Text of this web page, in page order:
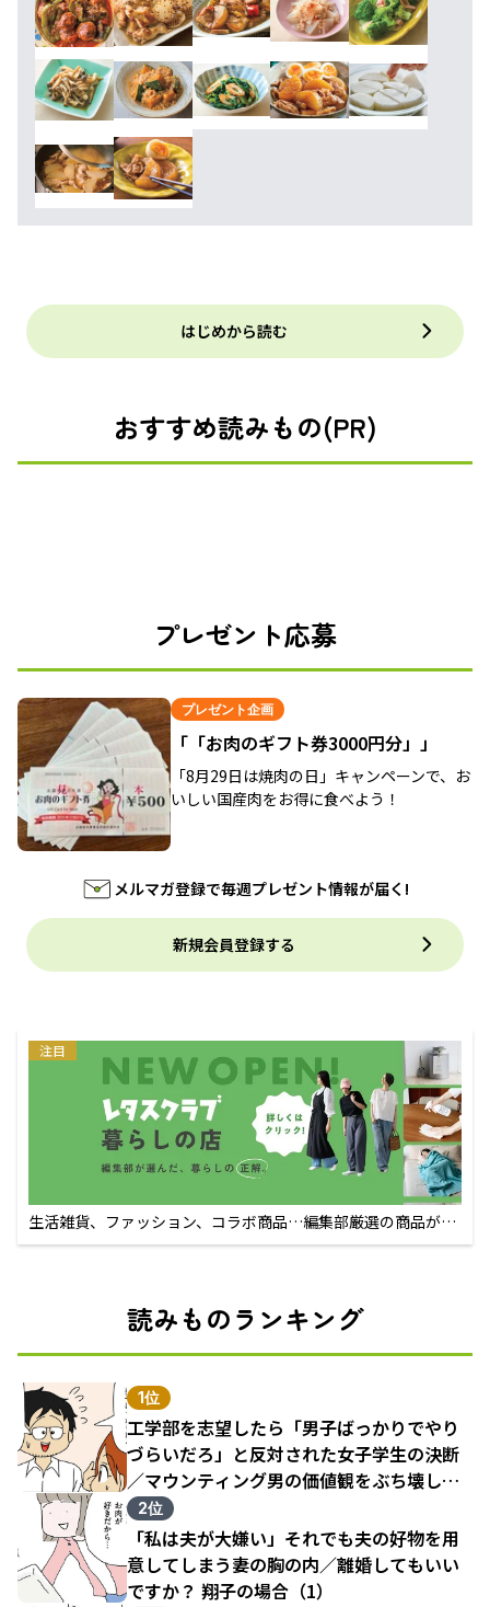
はじめから読む
おすすめ読みもの(PR)
プレゼント応募
プレゼント企画
「「お肉のギフト券3000円分」」
「8月29日は焼肉の日」キャンペーンで、お
いしい国産肉をお得に食べよう！
メルマガ登録で毎週プレゼント情報が届く!
新規会員登録する
注目
生活雑貨、ファッション、コラボ商品…編集部厳選の商品が買
えるECサイト
読みものランキング
1位
工学部を志望したら「男子ばっかりでやり
づらいだろ」と反対された女子学生の決断
／マウンティング男の価値観をぶち壊した
結果（1）
2位
「私は夫が大嫌い」それでも夫の好物を用
意してしまう妻の胸の内／離婚してもいい
ですか？ 翔子の場合（1）